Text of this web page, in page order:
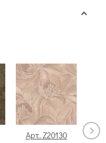
Арт. Z20130